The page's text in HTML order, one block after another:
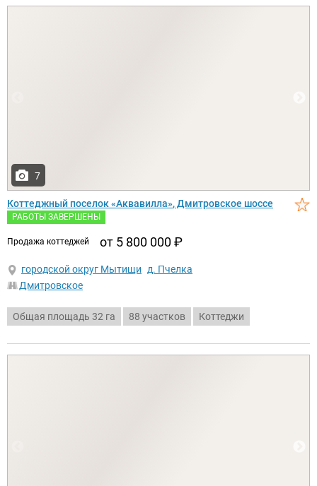
7
Коттеджный поселок Аквавилла , Дмитровское шоссе
РАБОТЫ ЗАВЕРШЕНЫ
продажа коттеджей от 5 800 000₽
городской округ Мытищи
д. Пчелка
Дмитровское
Общая площадь 32 га 88 участков Коттеджи